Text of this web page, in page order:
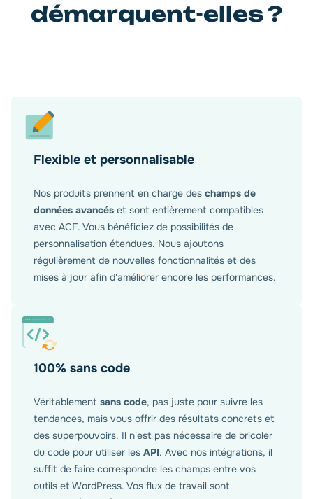
démarquent-elles ?
Flexible et personnalisable
Nos produits prennent en charge des champs de
données avancés et sont entièrement compatibles
avec ACF. Vous bénéficiez de possibilités de
personnalisation étendues. Nous ajoutons
régulièrement de nouvelles fonctionnalités et des
mises à jour afin d'améliorer encore les performances.
100% sans code
Véritablement sans code, pas juste pour suivre les
tendances, mais vous offrir des résultats concrets et
des superpouvoirs. Il n'est pas nécessaire de bricoler
du code pour utiliser les API. Avec nos intégrations, il
suffit de faire correspondre les champs entre vos
outils et WordPress. Vos flux de travail sont